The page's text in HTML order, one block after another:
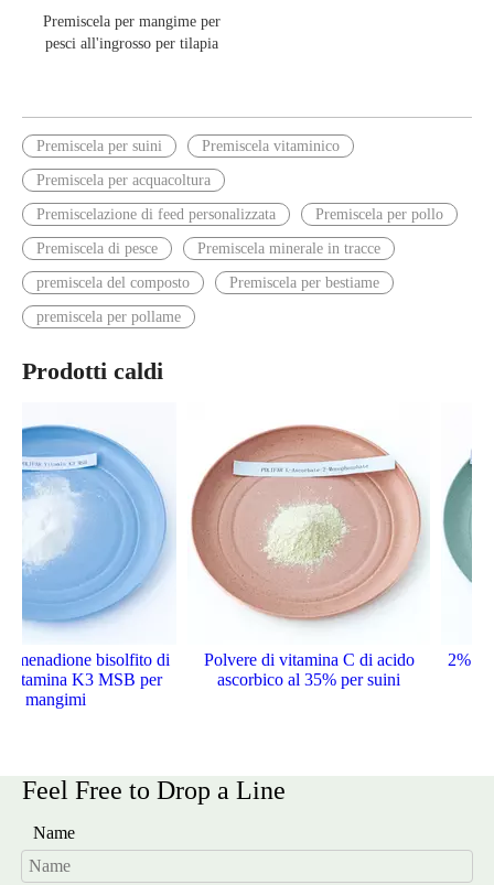
Premiscela per mangime per
pesci all'ingrosso per tilapia
Premiscela per suini Premiscela vitaminico
Premiscela per acquacoltura
Premiscelazione di feed personalizzata Premiscela per pollo
Premiscela di pesce Premiscela minerale in tracce
premiscela del composto Premiscela per bestiame
premiscela per pollame
Prodotti caldi
menadione bisolfito di
K3 MSB per
mangimi
Polvere di vitamina C di acido
ascorbico al 35% per suini
2%
Feel Free to Drop a Line
Name